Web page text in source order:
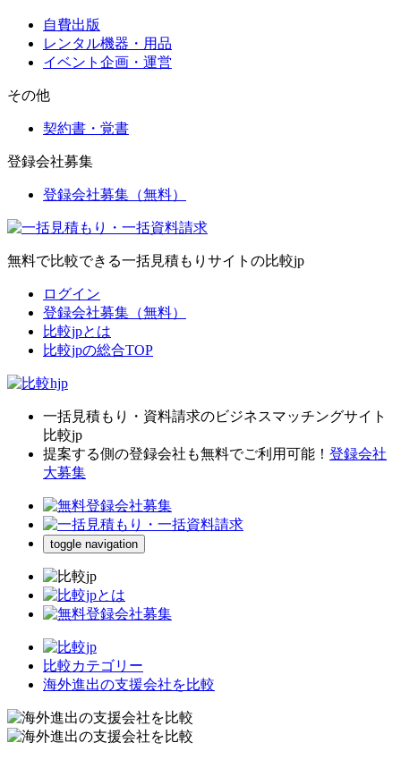
自費出版
レンタル機器・用品
イベント企画・運営
その他
契約書・覚書
登録会社募集
登録会社募集（無料）
無料で比較できる一括見積もりサイトの比較jp
ログイン
登録会社募集（無料）
比較jpとは
比較jpの総合TOP
一括見積もり・資料請求のビジネスマッチングサイト
比較jp
提案する側の登録会社も無料でご利用可能！ 登録会社
大募集
toggle navigation
比較カテゴリー
海外進出の支援会社を比較